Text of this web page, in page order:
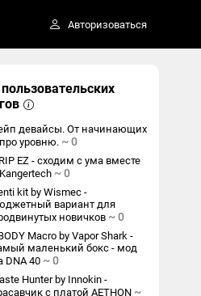
Авторизоваться
девайсы. От начинающих
уровню. ~0
EZ - сходим с ума вместе
~0
kit by Wismec -
вариант для
новичков ~0
Macro by Vapor Shark -
маленький бокс - мод
DNA 40 ~0
Hunter by Innokin -
с платой AETHON ~